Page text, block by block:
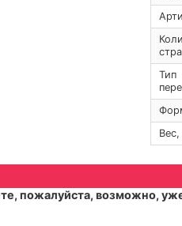
Тип
Вес,
пожалуйста, возможно,